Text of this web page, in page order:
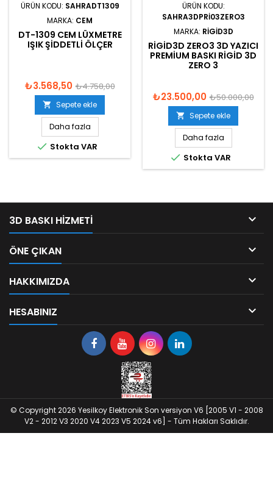
ÜRÜN KODU: SAHRADT1309
MARKA: CEM
DT-1309 CEM LÜXMETRE
IŞIK ŞIDDETLI ÖLÇER
₺3.568,50 ₺4.758,00
 Sepete ekle
Daha fazla
 Stokta VAR
ÜRÜN KODU:
SAHRA3DPRI03ZERO3
MARKA: RIGID3D
RIGID3D ZERO3 3D YAZICI
PREMIUM BASKI RIGID 3D
ZERO 3
₺23.500,00 ₺50.000,00
 Sepete ekle
Daha fazla
 Stokta VAR
3D BASKI HIZMETI 
ÖNE ÇIKAN 
HAKKIMIZDA 
HESABINIZ 
© Copyright 2026 Yesilkoy Elektronik Son versiyon V6 [2005 V1 - 2008
V2 - 2012 V3 2020 V4 2023 V5 2024 v6] - Tüm Hakları Saklıdır.